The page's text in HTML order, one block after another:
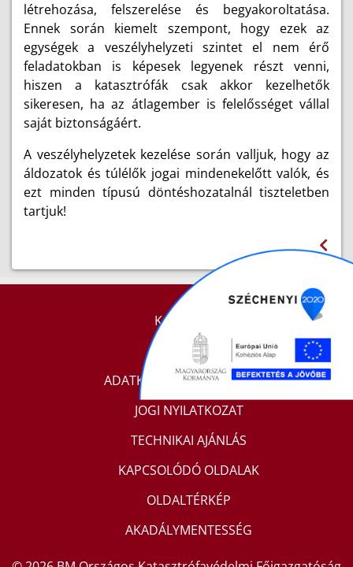
létrehozása, felszerelése és begyakoroltatása.
Ennek során kiemelt szempont, hogy ezek az
egységek a veszélyhelyzeti szintet el nem érő
feladatokban is képesek legyenek részt venni,
hiszen a katasztrófák csak akkor kezelhetők
sikeresen, ha az átlagember is felelősséget vállal
saját biztonságáért.
A veszélyhelyzetek kezelése során valljuk, hogy az
áldozatok és túlélők jogai mindenekelőtt valók, és
ezt minden típusú döntéshozatalnál tiszteletben
tartjuk!
KAPCSOLAT
IMPRESSZUM
ADATKEZELÉSI TÁJÉKOZTATÓ
JOGI NYILATKOZAT
TECHNIKAI AJÁNLÁS
KAPCSOLÓDÓ OLDALAK
OLDALTÉRKÉP
AKADÁLYMENTESSÉG